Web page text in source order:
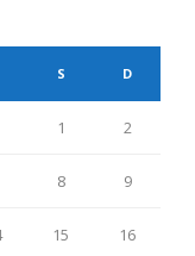
S D
1 2
8 9
15 16